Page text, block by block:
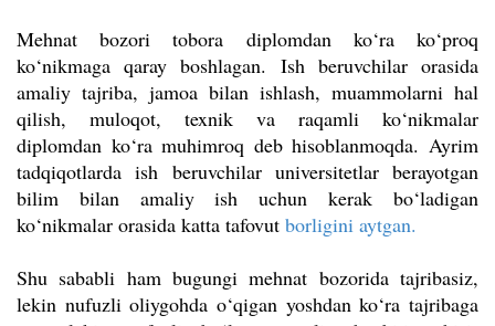
Mehnat bozori tobora diplomdan ko‘ra ko‘proq
ko‘nikmaga qaray boshlagan. Ish beruvchilar orasida
amaliy tajriba, jamoa bilan ishlash, muammolarni hal
qilish, muloqot, texnik va raqamli ko‘nikmalar
diplomdan ko‘ra muhimroq deb hisoblanmoqda. Ayrim
tadqiqotlarda ish beruvchilar universitetlar berayotgan
bilim bilan amaliy ish uchun kerak bo‘ladigan
ko‘nikmalar orasida katta tafovut borligini aytgan.
Shu sababli ham bugungi mehnat bozorida tajribasiz,
lekin nufuzli oliygohda o‘qigan yoshdan ko‘ra tajribaga